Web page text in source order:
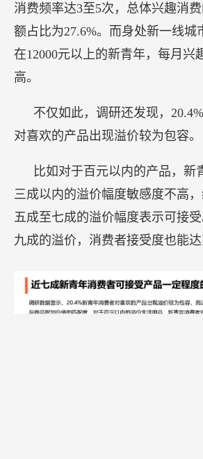
消费频率达3至5次，总体兴趣消
额占比为27.6%。而身处新一线城
在12000元以上的新青年，每月兴
高。
不仅如此，调研还发现，
对喜欢的产品出现溢价较为包容。
比如对于百元以内的产品，新
三成以内的溢价幅度敏感度不高
五成至七成的溢价幅度表示可接
九成的溢价，消费者接受度也能达